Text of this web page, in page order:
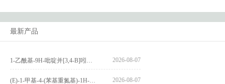
最新产品
2026-08-07
2026-08-07